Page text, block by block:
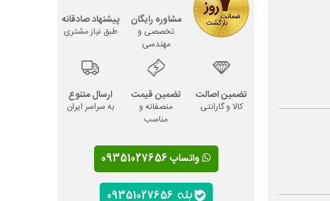
مشاوره رایگان
تخصصی و
مهندسی
پیشنهاد صادقانه
طبق نیاز مشتری
تضمین اصالت
کالا و گارانتی
تضمین قیمت
منصفانه و
مناسب
ارسال متنوع
به سراسر ایران
واتساپ 09351027656